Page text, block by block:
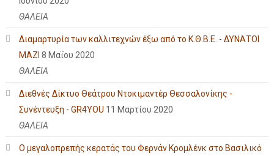
ΘΑΛΕΙΑ
Διαμαρτυρία των καλλιτεχνών έξω από το Κ.Θ.Β.Ε. - ΔΥΝΑΤΟΙ
ΜΑΖΙ 8 Μαΐου 2020
ΘΑΛΕΙΑ
Διεθνές Δίκτυο Θεάτρου Ντοκιμαντέρ Θεσσαλονίκης -
Συνέντευξη - GR4YOU 11 Μαρτίου 2020
ΘΑΛΕΙΑ
Ο μεγαλοπρεπής κερατάς του Φερνάν Κρομλένκ στο Βασιλικό